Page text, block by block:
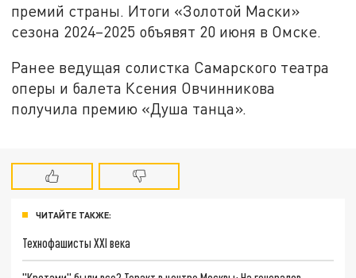
премий страны. Итоги «Золотой Маски»
сезона 2024–2025 объявят 20 июня в Омске.
Ранее ведущая солистка Самарского театра
оперы и балета Ксения Овчинникова
получила премию «Душа танца».
ЧИТАЙТЕ ТАКЖЕ:
Технофашисты XXI века